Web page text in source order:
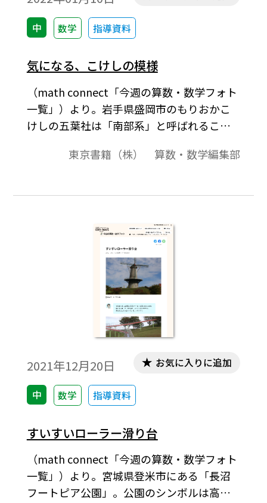
中 数学 指導資料
気になる、こけしの模様
（math connect「今週の算数・数学フォト
一覧」）より。岩手県盛岡市のもりおかこ
けしの五葉社は「南部系」と呼ばれるこけ
東京書籍（株） 算数・数学編集部
2021年12月20日
中 数学 指導資料
お気に入りに追加
すいすいローラー滑り台
（math connect「今週の算数・数学フォト
一覧」）より。宮城県登米市にある「長沼
フートピア公園」。公園のシンボルは高台